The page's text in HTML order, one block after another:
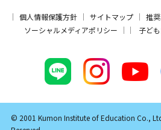
個人情報保護方針 サイトマップ 推
ソーシャルメディアポリシー
子ど
© 2001 Kumon Institute of Education Co.,